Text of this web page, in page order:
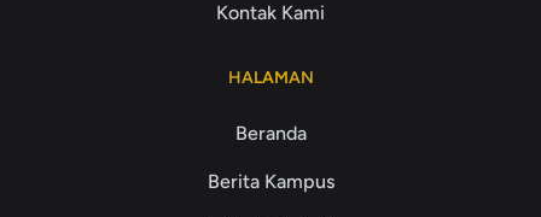
Kontak Kami
HALAMAN
Beranda
Berita Kampus